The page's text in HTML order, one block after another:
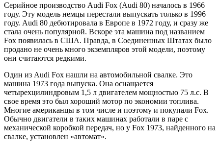
Серийное производство Audi Fox (Audi 80) началось в 1966
году. Эту модель немцы перестали выпускать только в 1996
году. Audi 80 дебютировала в Европе в 1972 году, и сразу же
стала очень популярной. Вскоре эта машина под названием
Fox появилась в США. Правда, в Соединенных Штатах было
продано не очень много экземпляров этой модели, поэтому
они считаются редкими.
Один из Audi Fox нашли на автомобильной свалке. Это
машина 1973 года выпуска. Она оснащается
четырехцилиндровым 1,5 л двигателем мощностью 75 л.с. В
свое время это был хороший мотор по экономии топлива.
Многие американцы в том числе и поэтому и покупали Fox.
Обычно двигатели в таких машинах работали в паре с
механической коробкой передач, но у Fox 1973, найденного на
свалке, установлен «автомат».